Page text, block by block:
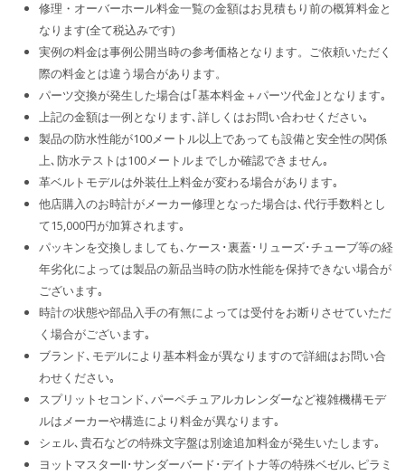
修理・オーバーホール料金一覧の金額はお見積もり前の概算料金と
なります(全て税込みです)
実例の料金は事例公開当時の参考価格となります。ご依頼いただく
際の料金とは違う場合があります。
パーツ交換が発生した場合は｢基本料金＋パーツ代金｣となります｡
上記の金額は一例となります､詳しくはお問い合わせください｡
製品の防水性能が100メートル以上であっても設備と安全性の関係
上､防水テストは100メートルまでしか確認できません｡
革ベルトモデルは外装仕上料金が変わる場合があります｡
他店購入のお時計がメーカー修理となった場合は､代行手数料とし
て15,000円が加算されます｡
パッキンを交換しましても､ケース･裏蓋･リューズ･チューブ等の経
年劣化によっては製品の新品当時の防水性能を保持できない場合が
ございます｡
時計の状態や部品入手の有無によっては受付をお断りさせていただ
く場合がございます｡
ブランド､モデルにより基本料金が異なりますので詳細はお問い合
わせください｡
スプリットセコンド､パーペチュアルカレンダーなど複雑機構モデ
ルはメーカーや構造により料金が異なります｡
シェル､貴石などの特殊文字盤は別途追加料金が発生いたします｡
ヨットマスターII･サンダーバード･デイトナ等の特殊ベゼル､ピラミ